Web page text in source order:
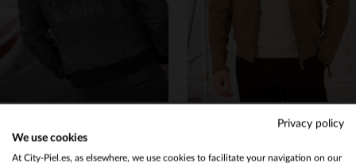
Aviador italiano en cuero de cabra, tono tortora. Corte regular.
Would you like to be redirected to our English site?
Privacy policy
We use cookies
At City-Piel.es, as elsewhere, we use cookies to facilitate your navigation on our